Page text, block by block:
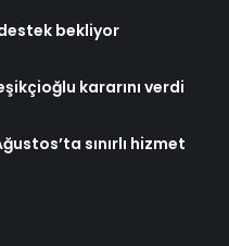
bekliyor
kararını verdi
sınırlı hizmet